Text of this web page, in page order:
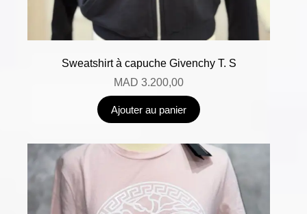
Sweatshirt à capuche Givenchy T. S
MAD 3.200,00
Ajouter au panier